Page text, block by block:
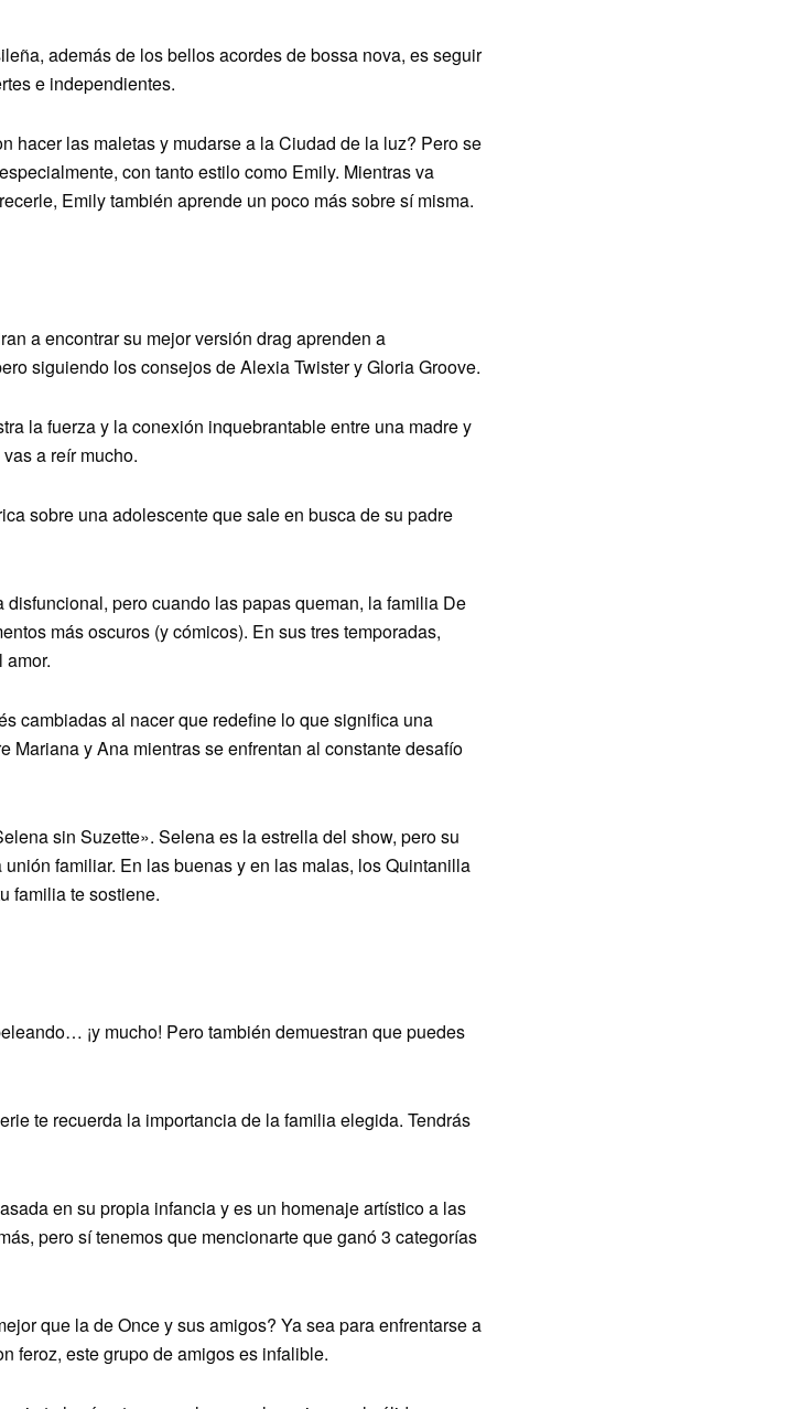
además de los bellos acordes de bossa nova, es seguir
e independientes.
hacer las maletas y mudarse a la Ciudad de la luz? Pero se
con tanto estilo como Emily. Mientras va
Emily también aprende un poco más sobre sí misma.
a encontrar su mejor versión drag aprenden a
siguiendo los consejos de Alexia Twister y Gloria Groove.
la fuerza y la conexión inquebrantable entre una madre y
a reír mucho.
sobre una adolescente que sale en busca de su padre
disfuncional, pero cuando las papas queman, la familia De
más oscuros (y cómicos). En sus tres temporadas,
amor.
cambiadas al nacer que redefine lo que significa una
Mariana y Ana mientras se enfrentan al constante desafío
sin Suzette». Selena es la estrella del show, pero su
familiar. En las buenas y en las malas, los Quintanilla
familia te sostiene.
¡y mucho! Pero también demuestran que puedes
te recuerda la importancia de la familia elegida. Tendrás
en su propia infancia y es un homenaje artístico a las
pero sí tenemos que mencionarte que ganó 3 categorías
que la de Once y sus amigos? Ya sea para enfrentarse a
feroz, este grupo de amigos es infalible.